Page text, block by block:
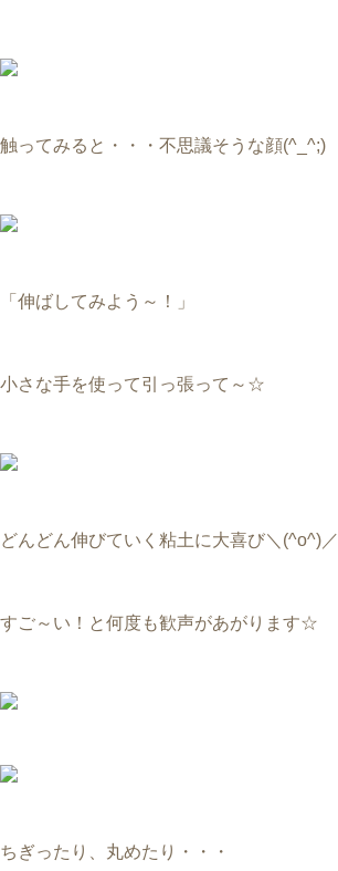
触ってみると・・・不思議そうな顔(^_^;)
「伸ばしてみよう～！」
小さな手を使って引っ張って～☆
どんどん伸びていく粘土に大喜び＼(^o^)／
すご～い！と何度も歓声があがります☆
ちぎったり、丸めたり・・・